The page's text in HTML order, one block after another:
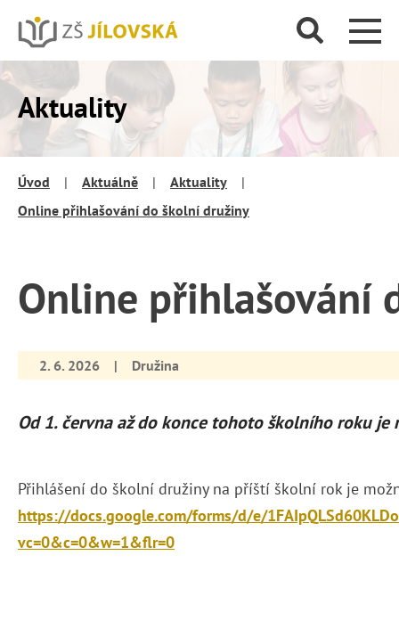
Aktuality
Úvod | Aktuálně | Aktuality
|
Online přihlašování do školní družiny
Online přihlašování
2. 6. 2026 | Družina
Od 1. června až do konce tohoto školního roku
Přihlášení do školní družiny na příští školní rok je
https://docs.google.com/forms/d/e/
vc=0&c=0&w=1&flr=0